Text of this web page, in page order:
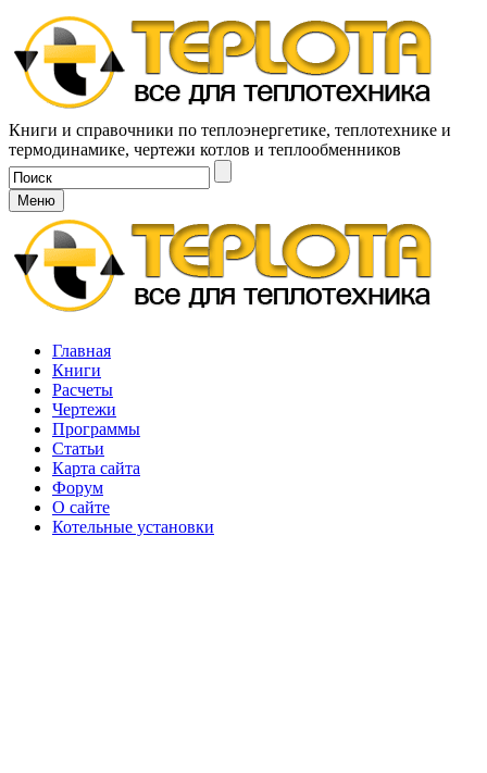
Книги и справочники по теплоэнергетике, теплотехнике и
термодинамике, чертежи котлов и теплообменников
Меню
Главная
Книги
Расчеты
Чертежи
Программы
Статьи
Карта сайта
Форум
О сайте
Котельные установки